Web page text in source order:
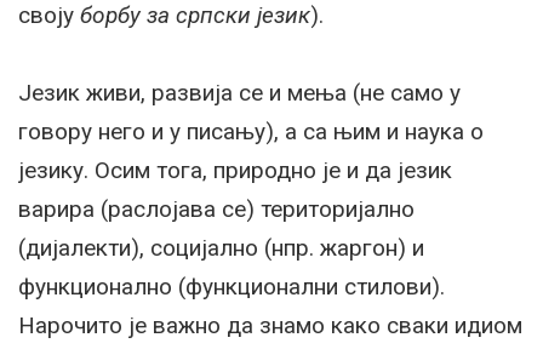
своју борбу за српски језик).
Језик живи, развија се и мења (не само у
говору него и у писању), а са њим и наука о
језику. Осим тога, природно је и да језик
варира (раслојава се) територијално
(дијалекти), социјално (нпр. жаргон) и
функционално (функционални стилови).
Нарочито је важно да знамо како сваки идиом